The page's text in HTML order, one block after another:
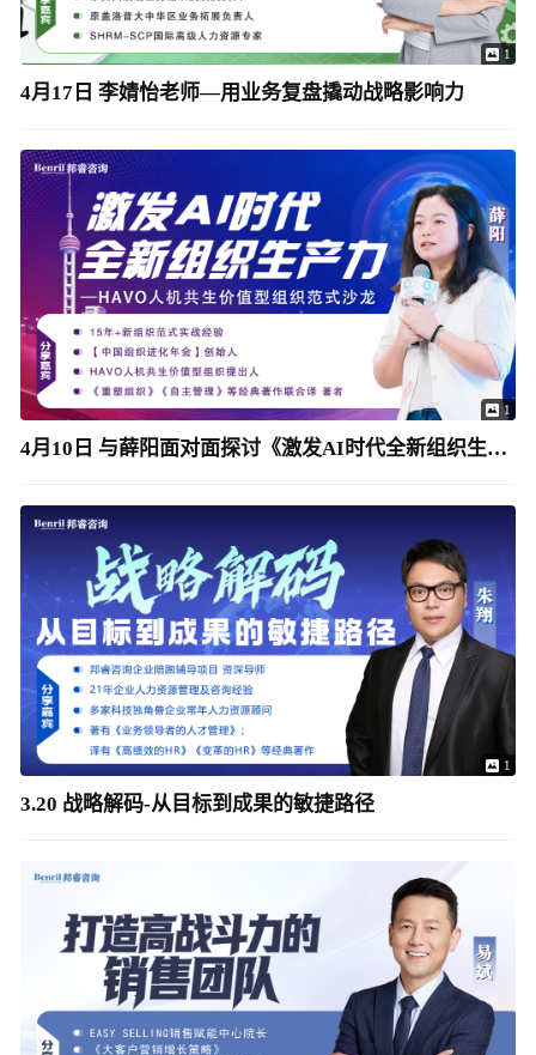
1
4月17日 李婧怡老师—用业务复盘撬动战略影响力
1
4月10日 与薛阳面对面探讨《激发AI时代全新组织生产力》
1
3.20 战略解码-从目标到成果的敏捷路径